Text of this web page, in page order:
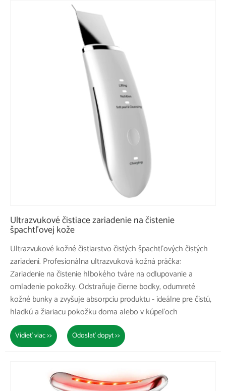
Ultrazvukové čistiace zariadenie na čistenie
špachtľovej kože
Ultrazvukové kožné čistiarstvo čistých špachtľových čistých
zariadení. Profesionálna ultrazvuková kožná práčka:
Zariadenie na čistenie hlbokého tváre na odlupovanie a
omladenie pokožky. Odstraňuje čierne bodky, odumreté
kožné bunky a zvyšuje absorpciu produktu - ideálne pre čistú,
hladkú a žiariacu pokožku doma alebo v kúpeľoch
Vidieť viac >> Odoslať dopyt >>